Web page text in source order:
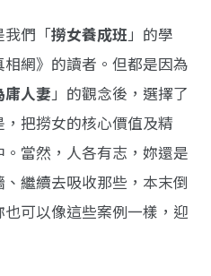
我們「撈女養成班」的學
網》的讀者。但都是因為
庸人妻」的觀念後，選擇了
把撈女的核心價值及精
當然，人各有志，妳還是
繼續去吸收那些，本末倒
可以像這些案例一樣，迎